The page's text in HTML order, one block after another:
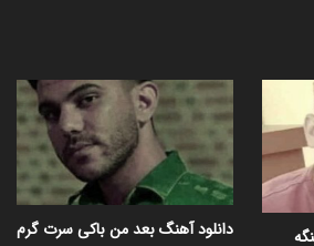
دانلود آهنگ بعد من باکی سرت گرم